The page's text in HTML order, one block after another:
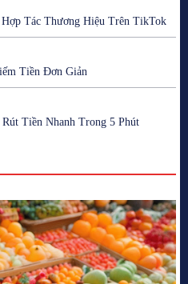
Tác Thương Hiệu Trên TikTok
Tiền Đơn Giản
Tiền Nhanh Trong 5 Phút